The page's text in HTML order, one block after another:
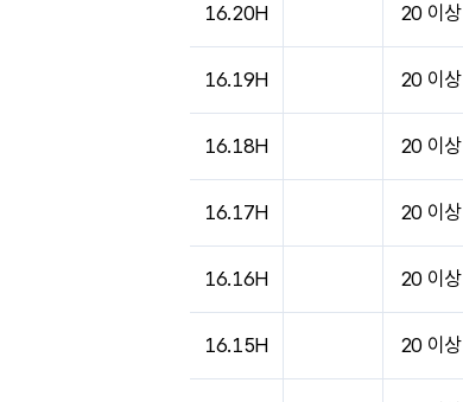
16.20H 20 이상
16.19H 20 이상
16.18H 20 이상
16.17H 20 이상
16.16H 20 이상
16.15H 20 이상